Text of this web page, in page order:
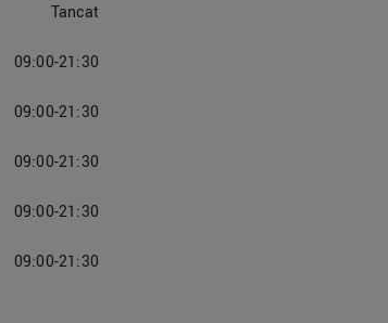
Tancat
09:00-21:30
09:00-21:30
09:00-21:30
09:00-21:30
09:00-21:30